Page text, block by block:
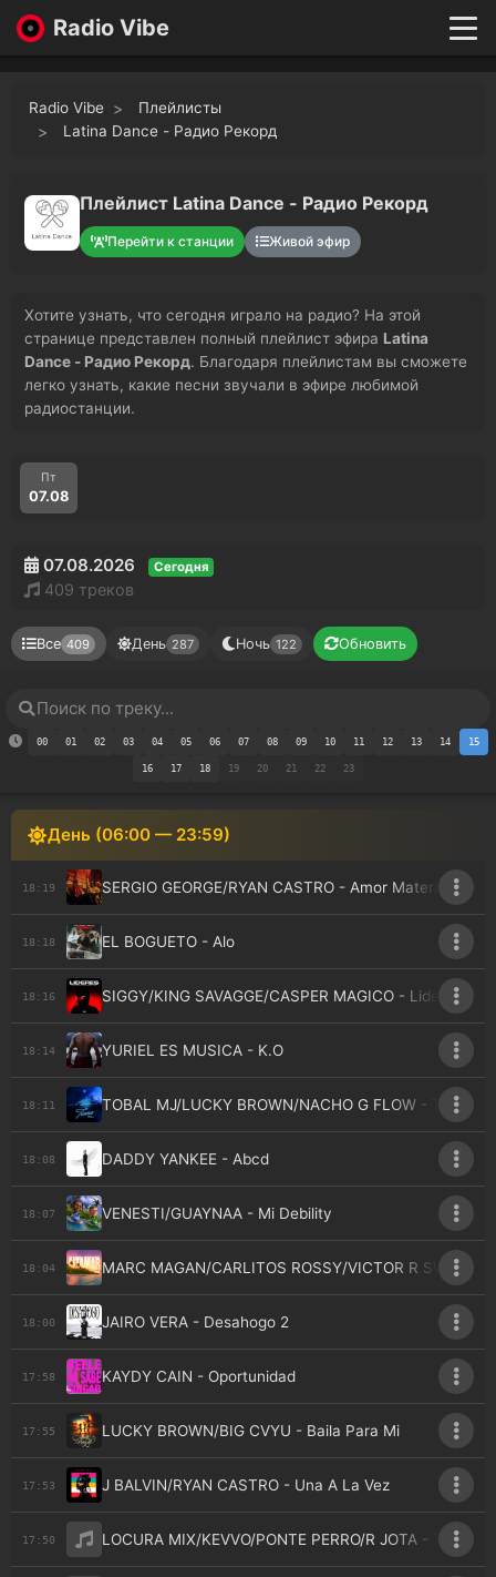
Radio Vibe
Genres
Favorites
Войти
Radio Vibe
Плейлисты
Latina Dance - Радио Рекорд
Плейлист Latina Dance - Радио Рекорд
Перейти к станции Живой эфир
Хотите узнать, что сегодня играло на радио? На этой
странице представлен полный плейлист эфира Latina
Dance - Радио Рекорд. Благодаря плейлистам вы сможете
легко узнать, какие песни звучали в эфире любимой
радиостанции.
Пт
07.08
07.08.2026 Сегодня
409 треков
Все 409 День 287 Ночь 122 Обновить
00 01 02 03 04 05 06 07 08 09 10 11 12 13 14 15
16 17 18 19 20 21 22 23
День (06:00 — 23:59)
18:19 SERGIO GEORGE/RYAN CASTRO - Amor Material
18:18 EL BOGUETO - Alo
18:16 SIGGY/KING SAVAGGE/CASPER MAGICO - Lideres
18:14 YURIEL ES MUSICA - K.O
18:11 TOBAL MJ/LUCKY BROWN/NACHO G FLOW - Tiene
18:08 DADDY YANKEE - Abcd
18:07 VENESTI/GUAYNAA - Mi Debility
18:04 MARC MAGAN/CARLITOS ROSSY/VICTOR R SWAG -
18:00 JAIRO VERA - Desahogo 2
17:58 KAYDY CAIN - Oportunidad
17:55 LUCKY BROWN/BIG CVYU - Baila Para Mi
17:53 J BALVIN/RYAN CASTRO - Una A La Vez
17:50 LOCURA MIX/KEVVO/PONTE PERRO/R JOTA - Tengo